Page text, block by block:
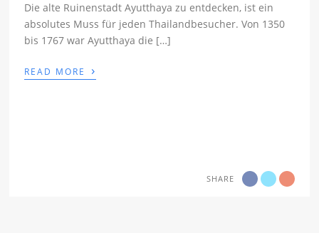
Die alte Ruinenstadt Ayutthaya zu entdecken, ist ein
absolutes Muss für jeden Thailandbesucher. Von 1350
bis 1767 war Ayutthaya die […]
READ MORE ›
SHARE